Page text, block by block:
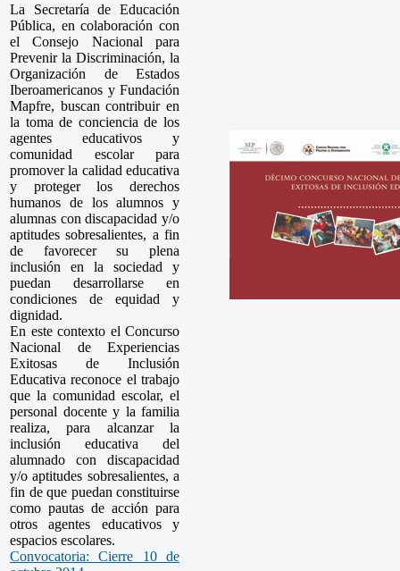
La Secretaría de Educación
Pública, en colaboración con
el Consejo Nacional para
Prevenir la Discriminación, la
Organización de Estados
Iberoamericanos y Fundación
Mapfre, buscan contribuir en
la toma de conciencia de los
agentes educativos y
comunidad escolar para
promover la calidad educativa
y proteger los derechos
humanos de los alumnos y
alumnas con discapacidad y/o
aptitudes sobresalientes, a fin
de favorecer su plena
inclusión en la sociedad y
puedan desarrollarse en
condiciones de equidad y
dignidad.
En este contexto el Concurso
Nacional de Experiencias
Exitosas de Inclusión
Educativa reconoce el trabajo
que la comunidad escolar, el
personal docente y la familia
realiza, para alcanzar la
inclusión educativa del
alumnado con discapacidad
y/o aptitudes sobresalientes, a
fin de que puedan constituirse
como pautas de acción para
otros agentes educativos y
espacios escolares.
Convocatoria: Cierre 10 de